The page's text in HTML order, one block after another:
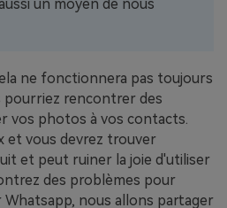
un moyen de nous
ne fonctionnera pas toujours
pourriez rencontrer des
vos photos à vos contacts.
et vous devrez trouver
et peut ruiner la joie d'utiliser
des problèmes pour
nous allons partager